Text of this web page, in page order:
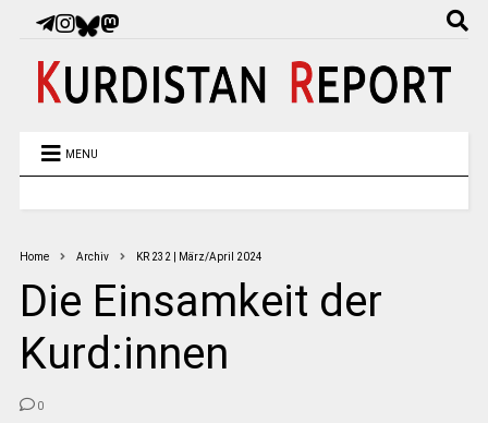
MENU
Home Archiv KR 232 | März/April 2024
Die Einsamkeit der
Kurd:innen
0